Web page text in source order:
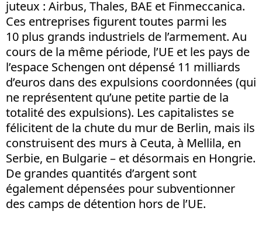
juteux : Airbus, Thales, BAE et Finmeccanica.
Ces entreprises figurent toutes parmi les
10 plus grands industriels de l’armement. Au
cours de la même période, l’UE et les pays de
l’espace Schengen ont dépensé 11 milliards
d’euros dans des expulsions coordonnées (qui
ne représentent qu’une petite partie de la
totalité des expulsions). Les capitalistes se
félicitent de la chute du mur de Berlin, mais ils
construisent des murs à Ceuta, à Mellila, en
Serbie, en Bulgarie – et désormais en Hongrie.
De grandes quantités d’argent sont
également dépensées pour subventionner
des camps de détention hors de l’UE.